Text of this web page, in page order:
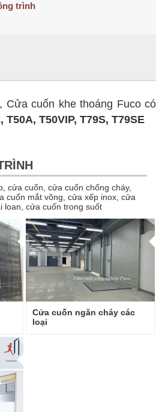
trình
Cửa cuốn khe thoáng Fuco có
T50A, T50VIP, T79S, T79SE
cửa cuốn, cửa cuốn chống cháy,
cuốn mắt võng, cửa xếp inox, cửa
loan, cửa cuốn trong suốt
Cửa cuốn ngăn cháy các
loại